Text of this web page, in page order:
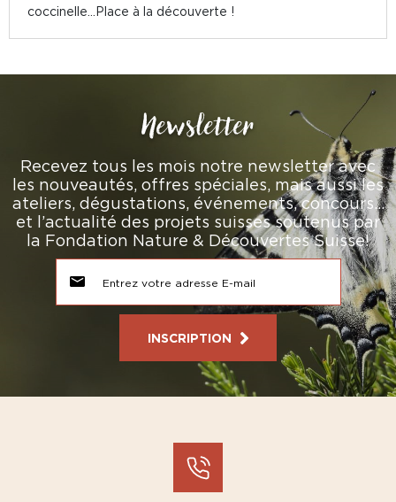
coccinelle...Place à la découverte !
Newsletter
Recevez tous les mois notre newsletter avec
les nouveautés, offres spéciales, mais aussi les
ateliers, dégustations, événements, concours…
et l’actualité des projets suisses soutenus par
la Fondation Nature & Découvertes Suisse!
INSCRIPTION